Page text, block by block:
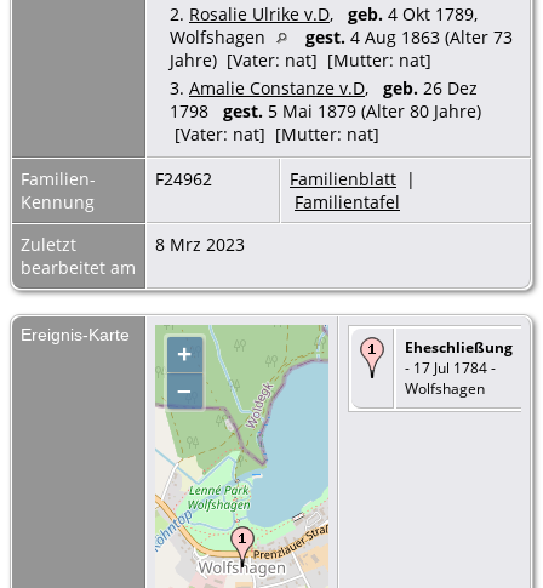
2. Rosalie Ulrike v.D, geb. 4 Okt 1789,
Wolfshagen
gest. 4 Aug 1863 (Alter 73
Jahre) [Vater: nat] [Mutter: nat]
3. Amalie Constanze v.D, geb. 26 Dez
1798 gest. 5 Mai 1879 (Alter 80 Jahre)
[Vater: nat] [Mutter: nat]
Familien-
Kennung
F24962 Familienblatt |
Familientafel
Zuletzt
bearbeitet am
8 Mrz 2023
Ereignis-Karte
+
–
Eheschließung
- 17 Jul 1784 -
Wolfshagen